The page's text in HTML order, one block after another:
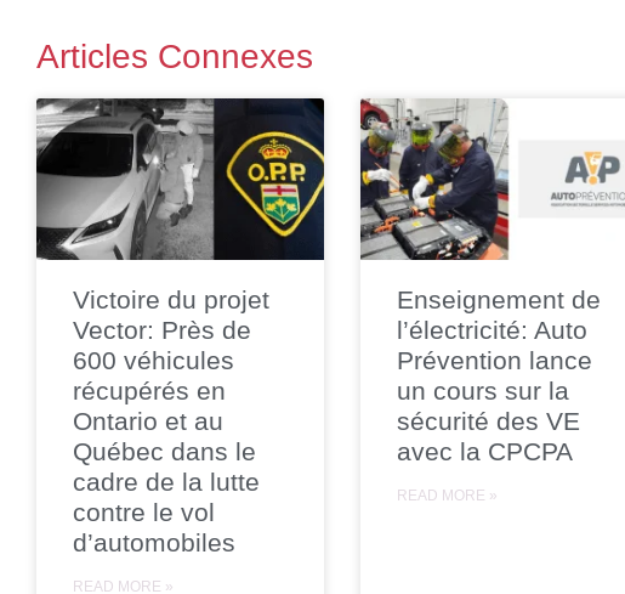
Articles Connexes
Victoire du projet
Vector: Près de
600 véhicules
récupérés en
Ontario et au
Québec dans le
cadre de la lutte
contre le vol
d’automobiles
READ MORE »
Enseignement de
l’électricité: Auto
Prévention lance
un cours sur la
sécurité des VE
avec la CPCPA
READ MORE »